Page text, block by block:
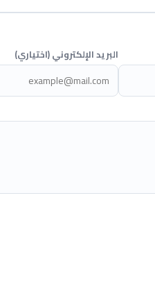
البريد الإلكتروني (اختياري)